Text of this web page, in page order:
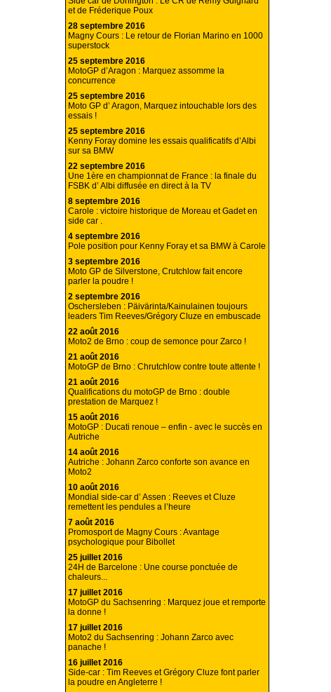
et de Fréderique Poux
28 septembre 2016
Magny Cours : Le retour de Florian Marino en 1000
superstock
25 septembre 2016
MotoGP d’Aragon : Marquez assomme la
concurrence
25 septembre 2016
Moto GP d’ Aragon, Marquez intouchable lors des
essais !
25 septembre 2016
Kenny Foray domine les essais qualificatifs d’Albi
sur sa BMW
22 septembre 2016
Une 1ère en championnat de France : la finale du
FSBK d’ Albi diffusée en direct à la TV
8 septembre 2016
Carole : victoire historique de Moreau et Gadet en
side car .
4 septembre 2016
Pole position pour Kenny Foray et sa BMW à Carole
3 septembre 2016
Moto GP de Silverstone, Crutchlow fait encore
parler la poudre !
2 septembre 2016
Oschersleben : Päivärinta/Kainulainen toujours
leaders Tim Reeves/Grégory Cluze en embuscade
22 août 2016
Moto2 de Brno : coup de semonce pour Zarco !
21 août 2016
MotoGP de Brno : Chrutchlow contre toute attente !
21 août 2016
Qualifications du motoGP de Brno : double
prestation de Marquez !
15 août 2016
MotoGP : Ducati renoue – enfin - avec le succès en
Autriche
14 août 2016
Autriche : Johann Zarco conforte son avance en
Moto2
10 août 2016
Mondial side-car d’ Assen : Reeves et Cluze
remettent les pendules a l’heure
7 août 2016
Promosport de Magny Cours : Avantage
psychologique pour Bibollet
25 juillet 2016
24H de Barcelone : Une course ponctuée de
chaleurs...
17 juillet 2016
MotoGP du Sachsenring : Marquez joue et remporte
la donne !
17 juillet 2016
Moto2 du Sachsenring : Johann Zarco avec
panache !
16 juillet 2016
Side-car : Tim Reeves et Grégory Cluze font parler
la poudre en Angleterre !